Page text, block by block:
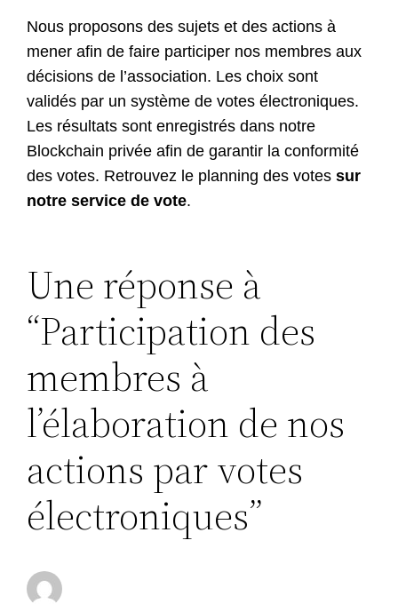
Nous proposons des sujets et des actions à
mener afin de faire participer nos membres aux
décisions de l’association. Les choix sont
validés par un système de votes électroniques.
Les résultats sont enregistrés dans notre
Blockchain privée afin de garantir la conformité
des votes. Retrouvez le planning des votessur
notre service de vote.
Une réponse à
“Participation des
membres à
l’élaboration de nos
actions par votes
électroniques”